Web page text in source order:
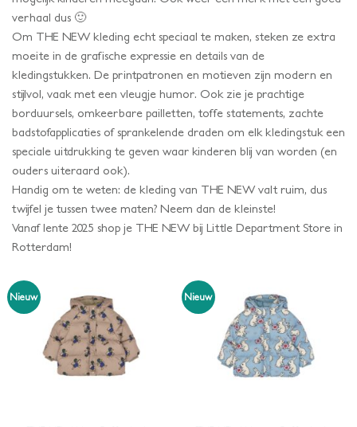
verhaal dus 🙂
Om THE NEW kleding echt speciaal te maken, steken ze extra
moeite in de grafische expressie en details van de
kledingstukken. De printpatronen en motieven zijn modern en
stijlvol, vaak met een vleugje humor. Ook zie je prachtige
borduursels, omkeerbare pailletten, toffe statements, zachte
badstofapplicaties of sprankelende draden om elk kledingstuk een
speciale uitdrukking te geven waar kinderen blij van worden (en
ouders uiteraard ook).
Handig om te weten: de kleding van THE NEW valt ruim, dus
twijfel je tussen twee maten? Neem dan de kleinste!
Vanaf lente 2025 shop je THE NEW bij Little Department Store in
Rotterdam!
Nieuw Nieuw